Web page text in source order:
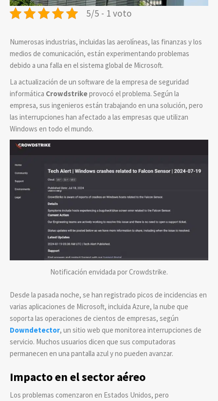
5/5 - 1 voto
Numerosas industrias, incluidas las aerolíneas, las finanzas y los
medios de comunicación, están experimentando problemas
debido a una falla en el sistema global de Microsoft.
La actualización de un software de la empresa de seguridad
informática Crowdstrikeprovocó el problema. Según la
empresa, sus ingenieros están trabajando en una solución, pero
las interrupciones han afectado a las empresas que utilizan
Windows en todo el mundo.
Notificación envidada por Crowdstrike.
Desde la pasada noche, se han registrado picos de incidencias en
varias aplicaciones de Microsoft, incluida Azure, la nube que
soporta las operaciones de cientos de empresas, según
Downdetector, un sitio web que monitorea interrupciones de
servicio. Muchos usuarios dicen que sus computadoras
permanecen en una pantalla azul y no pueden avanzar.
Impacto en el sector aéreo
Los problemas comenzaron en Estados Unidos, pero